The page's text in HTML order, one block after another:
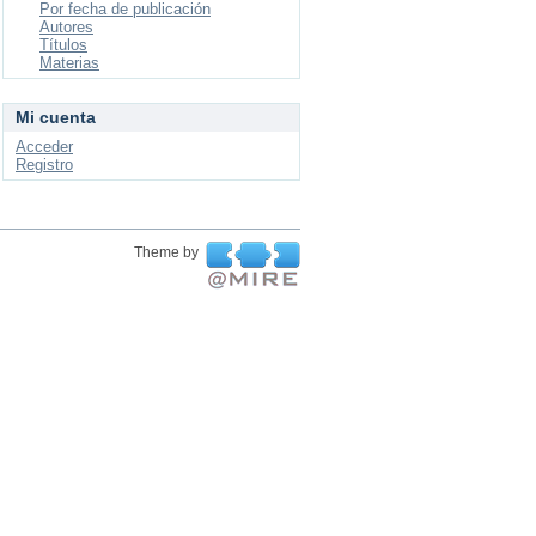
Por fecha de publicación
Autores
Títulos
Materias
Mi cuenta
Acceder
Registro
Theme by